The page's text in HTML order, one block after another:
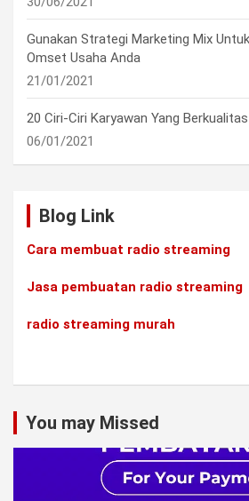
Gunakan Strategi Marketing Mix
Omset Usaha Anda
21/01/2021
20 Ciri-Ciri Karyawan Yang Berkualitas
06/01/2021
Blog Link
Cara membuat radio streaming
Jasa pembuatan radio streaming
radio streaming murah
You may Missed